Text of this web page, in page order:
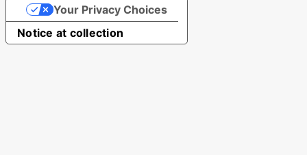
Notice at collection
Your Privacy Choices